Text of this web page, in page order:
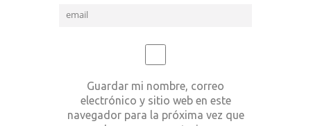
Guardar mi nombre, correo
electrónico y sitio web en este
navegador para la próxima vez que